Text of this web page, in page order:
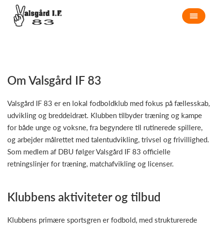
Om Valsgård IF 83
Valsgård IF 83 er en lokal fodboldklub med fokus på fællesskab,
udvikling og breddeidræt. Klubben tilbyder træning og kampe
for både unge og voksne, fra begyndere til rutinerede spillere,
og arbejder målrettet med talentudvikling, trivsel og frivillighed.
Som medlem af DBU følger Valsgård IF 83 officielle
retningslinjer for træning, matchafvikling og licenser.
Klubbens aktiviteter og tilbud
Klubbens primære sportsgren er fodbold, med strukturerede